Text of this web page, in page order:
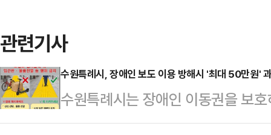
관련기사
수원특례시, 장애인 보도 이용 방해시 '최대 50만원'
수원특례시는 장애인 이동권을 보
록 이용 방해·훼손 행위에 대한 과